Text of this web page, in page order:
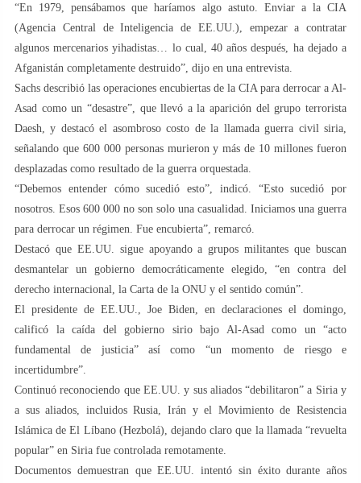
“En 1979, pensábamos que haríamos algo astuto. Enviar a la CIA
(Agencia Central de Inteligencia de EE.UU.), empezar a contratar
algunos mercenarios yihadistas… lo cual, 40 años después, ha dejado a
Afganistán completamente destruido”, dijo en una entrevista.
Sachs describió las operaciones encubiertas de la CIA para derrocar a Al-
Asad como un “desastre”, que llevó a la aparición del grupo terrorista
Daesh, y destacó el asombroso costo de la llamada guerra civil siria,
señalando que 600 000 personas murieron y más de 10 millones fueron
desplazadas como resultado de la guerra orquestada.
“Debemos entender cómo sucedió esto”, indicó. “Esto sucedió por
nosotros. Esos 600 000 no son solo una casualidad. Iniciamos una guerra
para derrocar un régimen. Fue encubierta”, remarcó.
Destacó que EE.UU. sigue apoyando a grupos militantes que buscan
desmantelar un gobierno democráticamente elegido, “en contra del
derecho internacional, la Carta de la ONU y el sentido común”.
El presidente de EE.UU., Joe Biden, en declaraciones el domingo,
calificó la caída del gobierno sirio bajo Al-Asad como un “acto
fundamental de justicia” así como “un momento de riesgo e
incertidumbre”.
Continuó reconociendo que EE.UU. y sus aliados “debilitaron” a Siria y
a sus aliados, incluidos Rusia, Irán y el Movimiento de Resistencia
Islámica de El Líbano (Hezbolá), dejando claro que la llamada “revuelta
popular” en Siria fue controlada remotamente.
Documentos demuestran que EE.UU. intentó sin éxito durante años